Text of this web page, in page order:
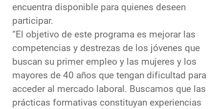
encuentra disponible para quienes deseen
participar.
“El objetivo de este programa es mejorar las
competencias y destrezas de los jóvenes que
buscan su primer empleo y las mujeres y los
mayores de 40 años que tengan dificultad para
acceder al mercado laboral. Buscamos que las
prácticas formativas constituyan experiencias